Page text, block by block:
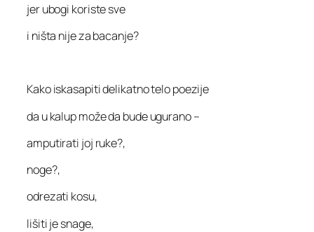
jer ubogi koriste sve
i ništa nije za bacanje?
Kako iskasapiti delikatno telo poezije
da u kalup može da bude ugurano –
amputirati joj ruke?,
noge?,
odrezati kosu,
lišiti je snage,